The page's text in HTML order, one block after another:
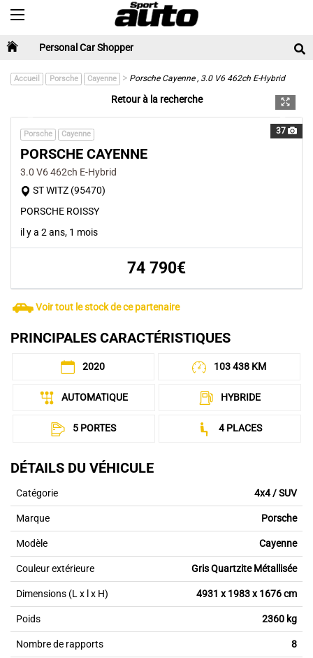
Toggle navigation
Personal Car Shopper
Accueil Porsche Cayenne > Porsche Cayenne , 3.0 V6 462ch E-Hybrid
Retour à la recherche
37
Next
Porsche Cayenne
PORSCHE CAYENNE
3.0 V6 462ch E-Hybrid
ST WITZ (95470)
PORSCHE ROISSY
il y a 2 ans, 1 mois
74 790€
Voir tout le stock de ce partenaire
PRINCIPALES CARACTÉRISTIQUES
2020 103 438 KM
AUTOMATIQUE HYBRIDE
5 PORTES 4 PLACES
DÉTAILS DU VÉHICULE
Catégorie 4x4 / SUV
Marque Porsche
Modèle Cayenne
Couleur extérieure Gris Quartzite Métallisée
Dimensions (L x l x H) 4931 x 1983 x 1676 cm
Poids 2360 kg
Nombre de rapports 8